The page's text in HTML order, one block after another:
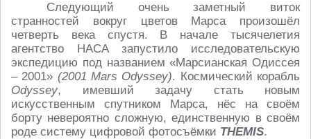
Следующий очень заметный виток
странностей вокруг цветов Марса произошёл
четверть века спустя. В начале тысячелетия
агентство НАСА запустило исследовательскую
экспедицию под названием «Марсианская Одиссея
– 2001» (2001 Mars Odyssey). Космический корабль
Odyssey, имевший задачу стать новым
искусственным спутником Марса, нёс на своём
борту невероятно сложную, единственную в своём
роде систему цифровой фотосъёмки THEMIS.